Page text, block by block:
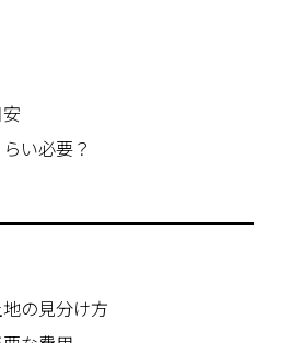
い必要？
の見分け方